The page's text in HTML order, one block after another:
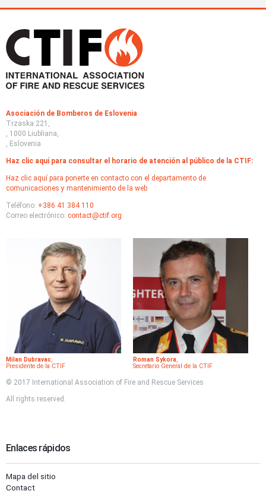
Asociación de Bomberos de Eslovenia
Trzaska 221,
, 1000 Liubliana,
, Eslovenia
Haz clic aquí para consultar el horario de atención al público de la CTIF:
Haz clic aquí para ponerte en contacto con el departamento de
comunicaciones y mantenimiento de la web
Teléfono: +386 41 384 110
Correo electrónico: contact@ctif.org
Milan Dubravac
Presidente de la CTIF
Roman Sykora
Secretario General de la CTIF
© 2017 International Association of Fire and Rescue Services
All rights reserved.
Enlaces rápidos
Mapa del sitio
Contact